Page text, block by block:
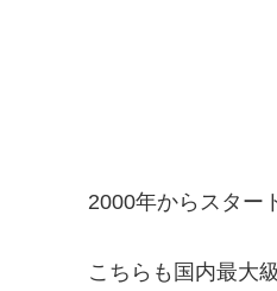
2000年からスター
こちらも国内最大